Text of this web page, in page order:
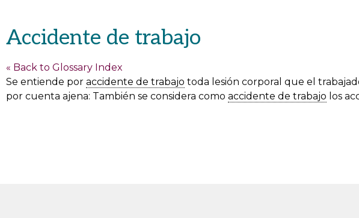
Accidente de trabajo
« Back to Glossary Index
Se entiende por accidente de trabajo toda lesión corporal que el
por cuenta ajena: También se considera como accidente de trabajo los